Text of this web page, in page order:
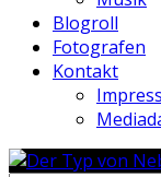
Blogroll
Fotografen
Kontakt